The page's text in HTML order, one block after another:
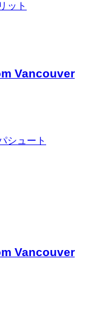
ット
Vancouver
シュート
Vancouver